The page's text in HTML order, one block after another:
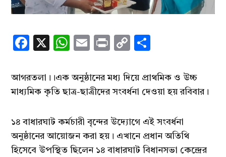
Facebook
X WhatsApp
EmailPrintCopy
আগরতলা।।এক অনুষ্ঠানের মধ্য দিয়ে প্রাথমিক ও উচ্চ
মাধ্যমিক কৃতি ছাত্র-ছাত্রীদের সংবর্ধনা দেওয়া হয় রবিবার।
১৪ বাধারঘাট কর্মচারী বৃন্দের উদ্যোগে এই সংবর্ধনা
অনুষ্ঠানের আয়োজন করা হয়। এখানে প্রধান অতিথি
হিসেবে উপস্থিত ছিলেন ১৪ বাধারঘাট বিধানসভা কেন্দ্রের